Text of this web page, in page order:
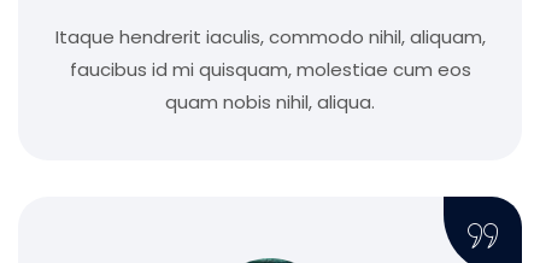
Itaque hendrerit iaculis, commodo nihil, aliquam,
faucibus id mi quisquam, molestiae cum eos
quam nobis nihil, aliqua.